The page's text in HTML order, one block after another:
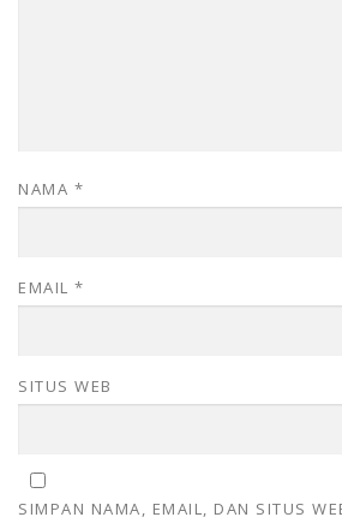
NAMA *
EMAIL *
SITUS WEB
SIMPAN NAMA, EMAIL, DAN SITUS